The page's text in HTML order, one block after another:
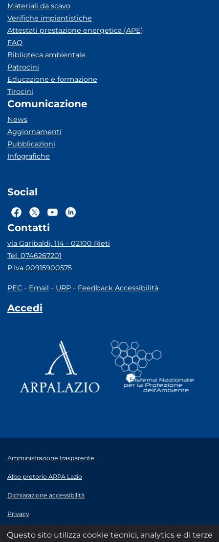
Materiali da scavo
Verifiche impiantistiche
Attestati prestazione energetica (APE)
FAQ
Biblioteca ambientale
Patrocini
Educazione e formazione
Tirocini
Comunicazione
News
Aggiornamenti
Pubblicazioni
Infografiche
Social
Contatti
via Garibaldi, 114 - 02100 Rieti
Tel. 0746267201
P.Iva 00915900575
PEC - Email - URP - Feedback Accessibilità
Accedi
Amministrazione trasparente
Albo pretorio ARPA Lazio
Dichiarazione accessibilità
Privacy
Note legali
Questo sito utilizza cookie tecnici, analytics e di terze